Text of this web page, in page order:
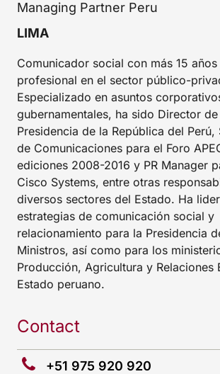
Managing Partner Peru
LIMA
Comunicador social con más 15
profesional en el sector público-
Especializado en asuntos
gubernamentales, ha sido Director
Presidencia de la República del
de Comunicaciones para el Foro
ediciones 2008-2016 y PR Manager
Cisco Systems, entre otras
diversos sectores del Estado. Ha
estrategias de comunicación social y
relacionamiento para la Presidencia
Ministros, así como para los
Producción, Agricultura y Relaciones
Estado peruano.
Contact
+51 975 920 920